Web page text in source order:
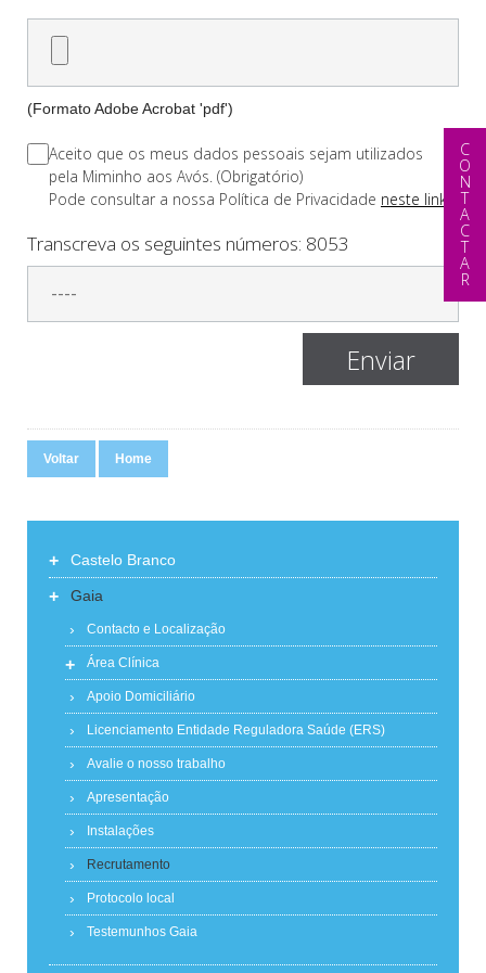
(Formato Adobe Acrobat 'pdf')
Aceito que os meus dados pessoais sejam utilizados
pela Miminho aos Avós. (Obrigatório)
Pode consultar a nossa Polí­tica de Privacidade neste link
Transcreva os seguintes números: 8053
Voltar Home
+ Castelo Branco
+ Gaia
Contacto e Localização
+ Área Clínica
Apoio Domiciliário
Licenciamento Entidade Reguladora Saúde (ERS)
Avalie o nosso trabalho
Apresentação
Instalações
Recrutamento
Protocolo local
Testemunhos Gaia
CONTACTAR